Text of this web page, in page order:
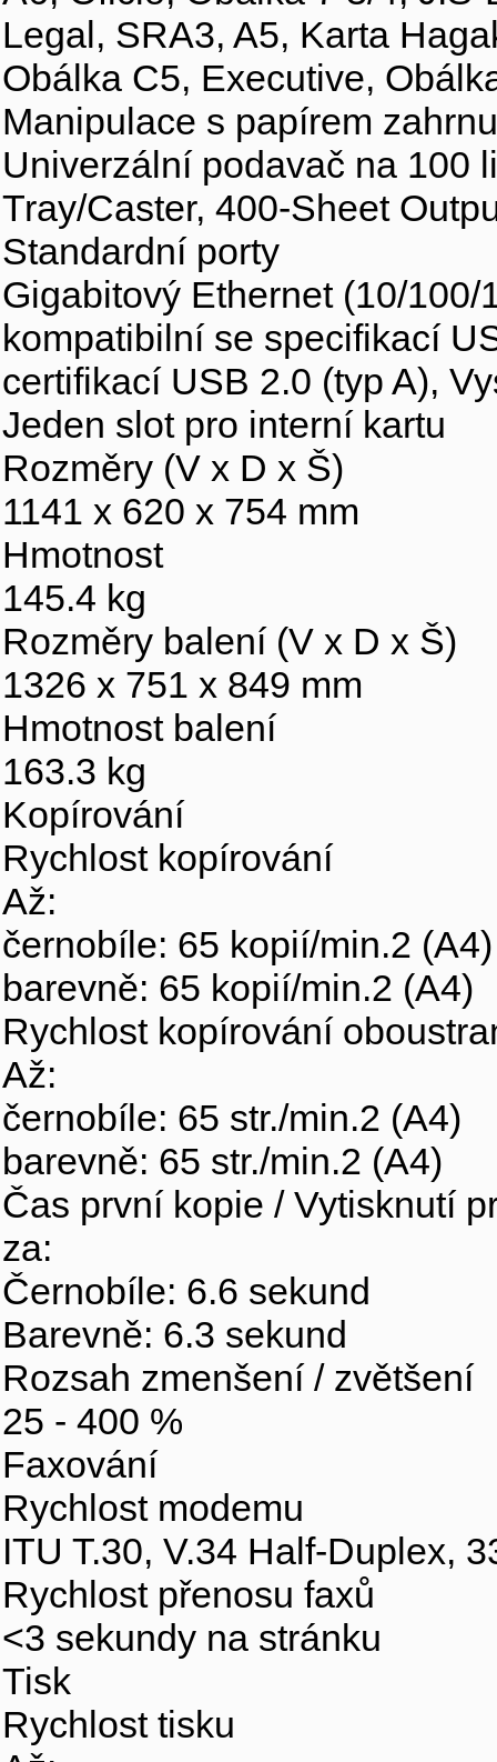
Legal, SRA3, A5, Karta
Obálka C5, Executive,
Manipulace s papírem
Univerzální podavač na 100
Tray/Caster, 400-Sheet
Standardní porty
Gigabitový Ethernet (10/
kompatibilní se specifikací
certifikací USB 2.0 (typ A),
Jeden slot pro interní kartu
Rozměry (V x D x Š)
1141 x 620 x 754 mm
Hmotnost
145.4 kg
Rozměry balení (V x D x Š)
1326 x 751 x 849 mm
Hmotnost balení
163.3 kg
Kopírování
Rychlost kopírování
Až:
černobíle: 65 kopií/min.2 (A4)
barevně: 65 kopií/min.2 (A4)
Rychlost kopírování
Až:
černobíle: 65 str./min.2 (A4)
barevně: 65 str./min.2 (A4)
Čas první kopie / Vytisknutí
za:
Černobíle: 6.6 sekund
Barevně: 6.3 sekund
Rozsah zmenšení / zvětšení
25 - 400 %
Faxování
Rychlost modemu
ITU T.30, V.34 Half-Duplex,
Rychlost přenosu faxů
<3 sekundy na stránku
Tisk
Rychlost tisku